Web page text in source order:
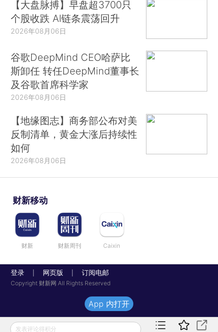
【大盘脉搏】早盘超3700只
个股收跌 AI链条震荡回升
2026年08月06日
谷歌DeepMind CEO哈萨比
斯卸任 转任DeepMind董事长
及谷歌首席科学家
2026年08月06日
【地缘图志】商务部公布对美
反制清单，黄金大涨后持续性
如何
2026年08月06日
财新移动
财新 财新周刊 Caixin
登录 网页版 订阅电邮
Copyright 财新网 All Rights Reserved
发表评论得积分
App 内打开